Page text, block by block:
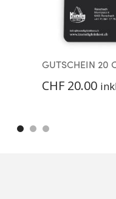
GUTSCHEIN 20
CHF 20.00